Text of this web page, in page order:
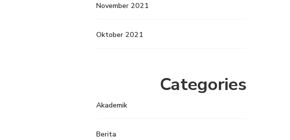
November 2021
Oktober 2021
Categories
Akademik
Berita